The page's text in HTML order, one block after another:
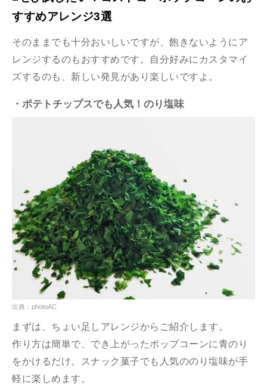
すすめアレンジ3選
そのままでも十分おいしいですが、飽きないようにア
レンジするのもおすすめです。自分好みにカスタマイ
ズするのも、新しい発見があり楽しいですよ。
・ポテトチップスでも人気！のり塩味
出典：photoAC
まずは、ちょい足しアレンジからご紹介します。
作り方は簡単で、でき上がったポップコーンに青のり
をかけるだけ。スナック菓子でも人気ののり塩味が手
軽に楽しめます。